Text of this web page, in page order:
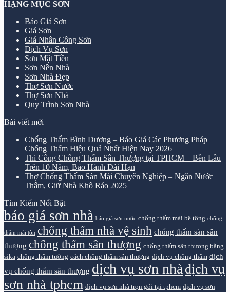
HẠNG MỤC SƠN
Báo Giá Sơn
Giá Sơn
Giá Nhân Công Sơn
Dịch Vụ Sơn
Sơn Mặt Tiền
Sơn Nền Nhà
Sơn Nhà Đẹp
Thợ Sơn Nước
Thợ Sơn Nhà
Quy Trình Sơn Nhà
Bài viết mới
Chống Thấm Bình Dương – Báo Giá Các Phương Pháp
Chống Thấm Hiệu Quả Nhất Hiện Nay 2026
Thi Công Chống Thấm Sân Thượng tại TPHCM – Bền Lâu
Trên 10 Năm, Bảo Hành Dài Hạn
Thợ Chống Thấm Sàn Mái Chuyên Nghiệp – Ngăn Nước
Thấm, Giữ Nhà Khô Ráo 2025
Tìm Kiếm Nổi Bật
báo giá sơn nhà báo giá sơn nước chống thấm mái bê tông chống
thấm mái tôn chống thấm nhà vệ sinh chống thấm sàn sân
thượng chống thấm sân thượng chống thấm sân thượng bằng
sika chống thấm tường cách chống thấm sân thượng dịch vụ chống thấm dịch
vụ chống thấm sân thượng dịch vụ sơn nhà dịch vụ
sơn nhà tphcm dịch vụ sơn nhà trọn gói tại tphcm dịch vụ sơn